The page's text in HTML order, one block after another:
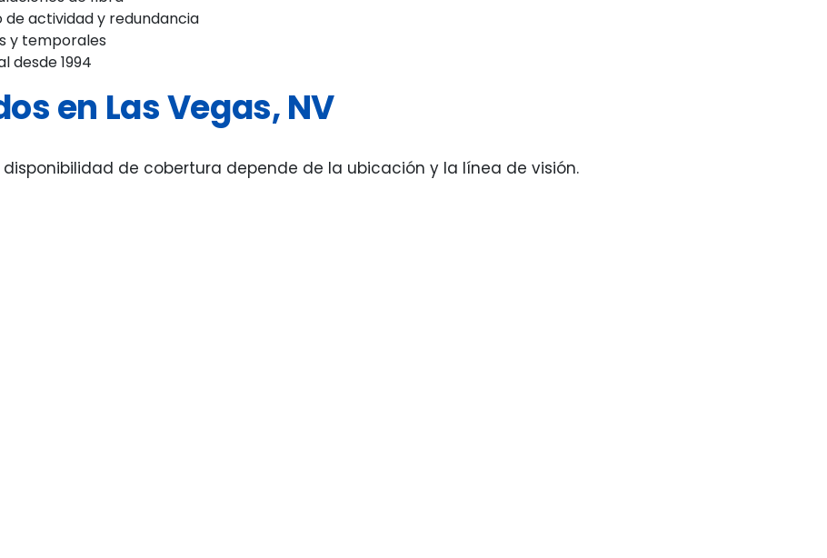
de actividad y redundancia
y temporales
desde 1994
en Las Vegas, NV
de cobertura depende de la ubicación y la línea de visión.